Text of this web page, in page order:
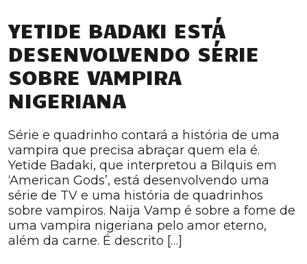
YETIDE BADAKI ESTÁ
DESENVOLVENDO SÉRIE
SOBRE VAMPIRA
NIGERIANA
Série e quadrinho contará a história de uma
vampira que precisa abraçar quem ela é.
Yetide Badaki, que interpretou a Bilquis em
‘American Gods’, está desenvolvendo uma
série de TV e uma história de quadrinhos
sobre vampiros. Naija Vamp é sobre a fome de
uma vampira nigeriana pelo amor eterno,
além da carne. É descrito […]